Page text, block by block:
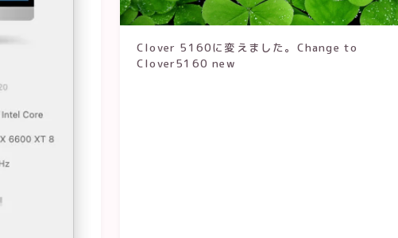
Clover 5160に変えました。Change to
Clover5160 new